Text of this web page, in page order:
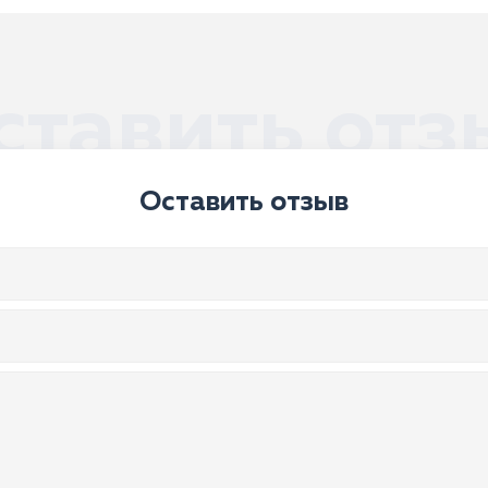
Оставить отзыв